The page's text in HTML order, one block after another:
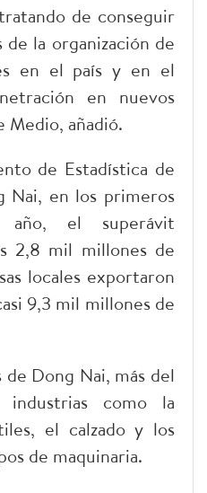
de conseguir
de la organización de
en el país y en el
en nuevos
Medio, añadió.
de Estadística de
Nai, en los primeros
el superávit
2,8 mil millones de
locales exportaron
9,3 mil millones de
Dong Nai, más del
como la
el calzado y los
de maquinaria.